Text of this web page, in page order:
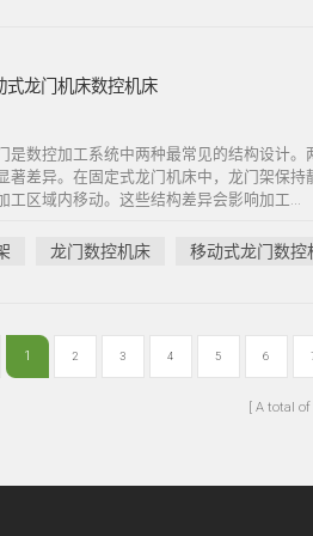
式龙门机床数控机床
是数控加工系统中两种最常见的结构设计
著差异。在固定式龙门机床中，龙门架保
工区域内移动。这些结构差异会影响加工...
龙门数控机床 移动式龙门数控
1 2 3 4 5 6
A total of